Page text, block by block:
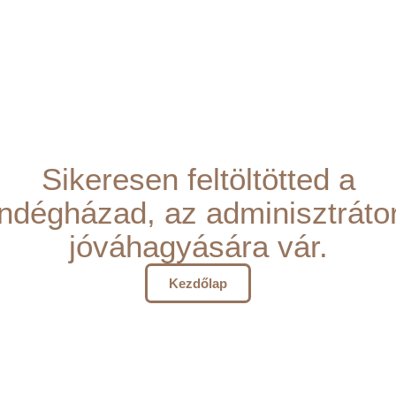
Sikeresen feltöltötted a
az
jóváhagyására vár.
Kezdőlap